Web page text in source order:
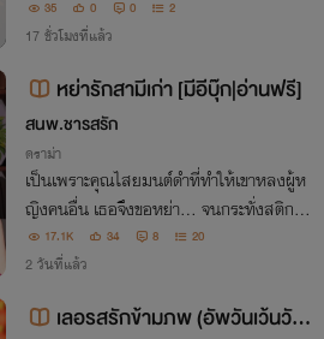
ละซู่ผิง แม่ยายวัยสะพรั่ง ได้ย้ายเข้ามาพร้อม
ดูแลเขาแทนเมียรัก!
35 0 0 2
17 ชั่วโมงที่แล้ว
หย่ารักสามีเก่า [มีอีบุ๊ก|อ่านฟรี]
สนพ.ชารสรัก
ดราม่า
เป็นเพราะคุณไสยมนต์ดำที่ทำให้เขาหลงผู้ห
ญิงคนอื่น เธอจึงขอหย่า... จนกระทั่งสติกลั
บมา เขาเลยต้องมารีบตามง้อเมีย(เก่า)อย่าง
กับหมาหงอย!!
17.1K 34 8 20
2 วันที่แล้ว
เลอรสรักข้ามภพ (อัพวันเว้นวัน)